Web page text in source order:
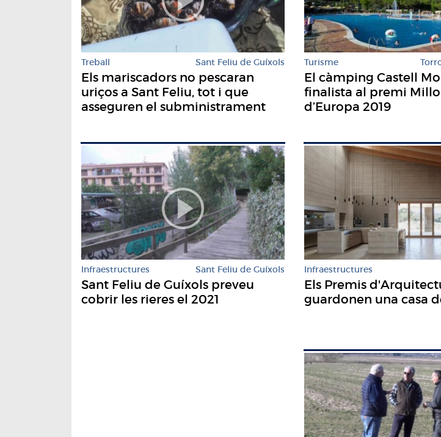
Treball Sant Feliu de Guíxols
Els mariscadors no pescaran
uriços a Sant Feliu, tot i que
asseguren el subministrament
Turisme
El càmping Castell
finalista al premi
d’Europa 2019
Infraestructures Sant Feliu de Guíxols
Sant Feliu de Guíxols preveu
cobrir les rieres el 2021
Infraestructures
Els Premis
guardonen una casa